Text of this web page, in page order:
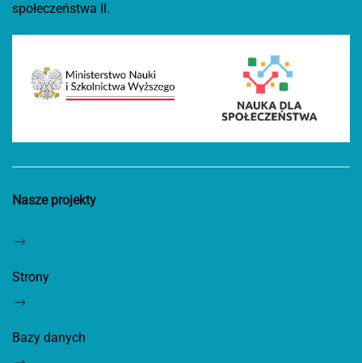
społeczeństwa II.
Nasze projekty
Strony
Bazy danych